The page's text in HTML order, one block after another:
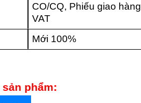
CO/CQ, Phiếu giao
VAT
Mới 100%
phẩm: